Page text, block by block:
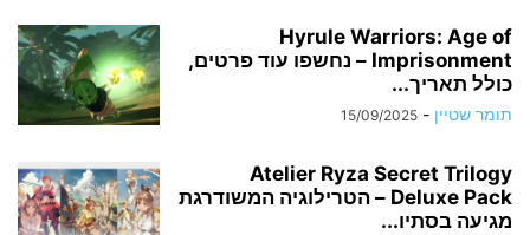
Hyrule Warriors: Age of
Imprisonment – נחשפו עוד פרטים,
כולל תאריך...
תומר שטיין -
15/09/2025
Atelier Ryza Secret Trilogy
Deluxe Pack – הטרילוגיה המשודרגת
מגיעה בסתיו...